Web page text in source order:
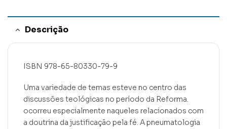
Descrição
ISBN 978-65-80330-79-9
Uma variedade de temas esteve no centro das
discussões teológicas no período da Reforma.
ocorreu especialmente naqueles relacionados com
a doutrina da justificação pela fé. A pneumatologia